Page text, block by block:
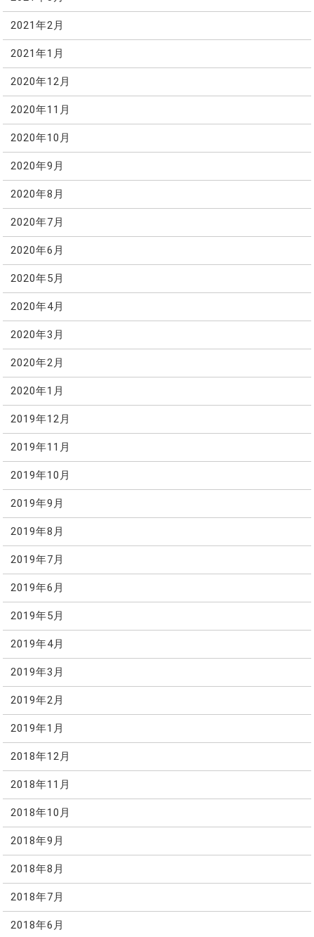
2021年2月
2021年1月
2020年12月
2020年11月
2020年10月
2020年9月
2020年8月
2020年7月
2020年6月
2020年5月
2020年4月
2020年3月
2020年2月
2020年1月
2019年12月
2019年11月
2019年10月
2019年9月
2019年8月
2019年7月
2019年6月
2019年5月
2019年4月
2019年3月
2019年2月
2019年1月
2018年12月
2018年11月
2018年10月
2018年9月
2018年8月
2018年7月
2018年6月